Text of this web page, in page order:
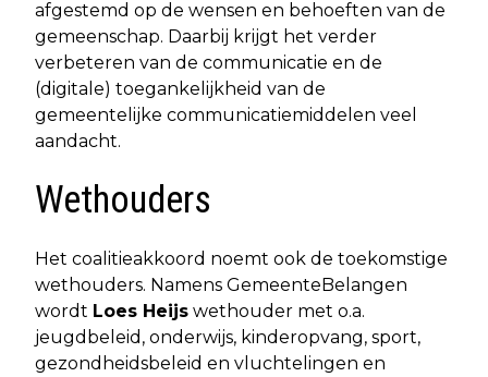
afgestemd op de wensen en behoeften van de
gemeenschap. Daarbij krijgt het verder
verbeteren van de communicatie en de
(digitale) toegankelijkheid van de
gemeentelijke communicatiemiddelen veel
aandacht.
Wethouders
Het coalitieakkoord noemt ook de toekomstige
wethouders. Namens GemeenteBelangen
wordt Loes Heijs wethouder met o.a.
jeugdbeleid, onderwijs, kinderopvang, sport,
gezondheidsbeleid en vluchtelingen en